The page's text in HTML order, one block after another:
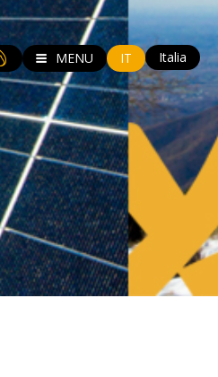
MENU IT Italia